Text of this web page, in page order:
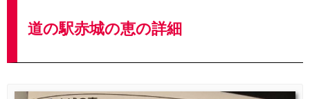
道の駅赤城の恵の詳細